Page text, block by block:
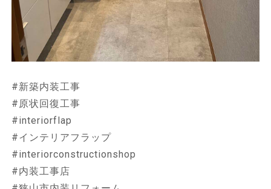
#新築内装工事
#原状回復工事
#interiorflap
#インテリアフラップ
#interiorconstructionshop
#内装工事店